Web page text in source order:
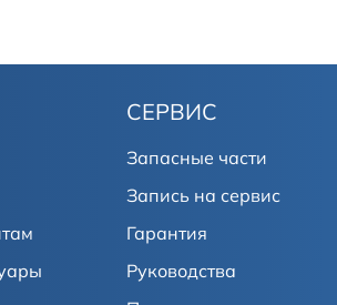
СЕРВИС
Запасные части
Запись на сервис
Гарантия
Руководства